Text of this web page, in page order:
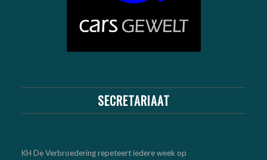
SECRETARIAAT
KH De Verbroedering repeteert iedere week op